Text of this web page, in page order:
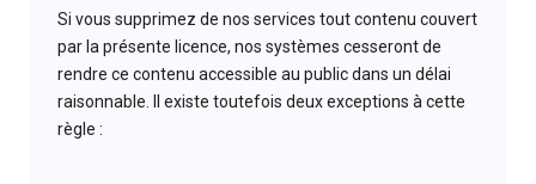
Si vous supprimez de nos services tout contenu couvert
par la présente licence, nos systèmes cesseront de
rendre ce contenu accessible au public dans un délai
raisonnable. Il existe toutefois deux exceptions à cette
règle :